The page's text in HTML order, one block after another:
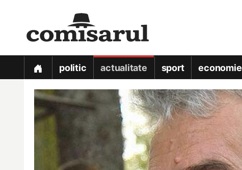
politic actualitate sport economie